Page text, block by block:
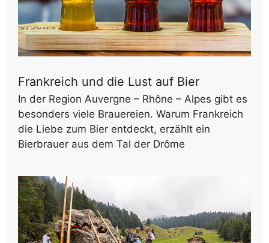
Frankreich und die Lust auf Bier
In der Region Auvergne – Rhône – Alpes gibt es
besonders viele Brauereien. Warum Frankreich
die Liebe zum Bier entdeckt, erzählt ein
Bierbrauer aus dem Tal der Drôme